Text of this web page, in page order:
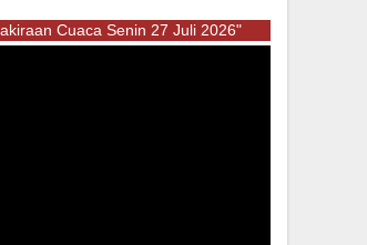
Cuaca Senin 27 Juli 2026"